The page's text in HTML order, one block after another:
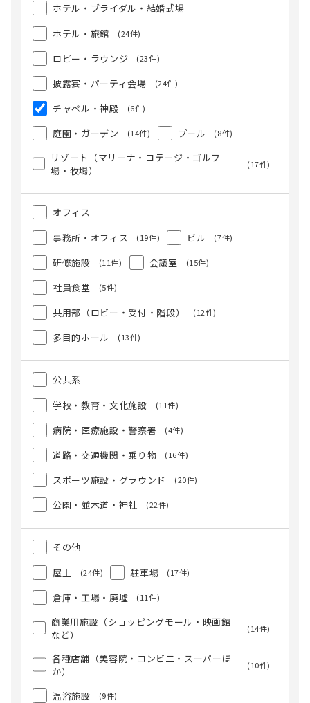
ホテル・ブライダル・結婚式場
ホテル・旅館
(24件)
ロビー・ラウンジ (23件)
披露宴・パーティ会場 (24件)
チャペル・神殿 (6件)
庭園・ガーデン (14件) プール (8件)
リゾート（マリーナ・コテージ・ゴルフ
場・牧場）
(17件)
オフィス
事務所・オフィス
(19件) ビル (7件)
研修施設 (11件) 会議室 (15件)
社員食堂 (5件)
共用部（ロビー・受付・階段） (12件)
多目的ホール (13件)
公共系
学校・教育・文化施設
(11件)
病院・医療施設・警察署 (4件)
道路・交通機関・乗り物 (16件)
スポーツ施設・グラウンド (20件)
公園・並木道・神社 (22件)
その他
屋上
(24件) 駐車場 (17件)
倉庫・工場・廃墟 (11件)
商業用施設（ショッピングモール・映画館
など）
(14件)
各種店舗（美容院・コンビ二・スーパーほ
か）
(10件)
温浴施設 (9件)